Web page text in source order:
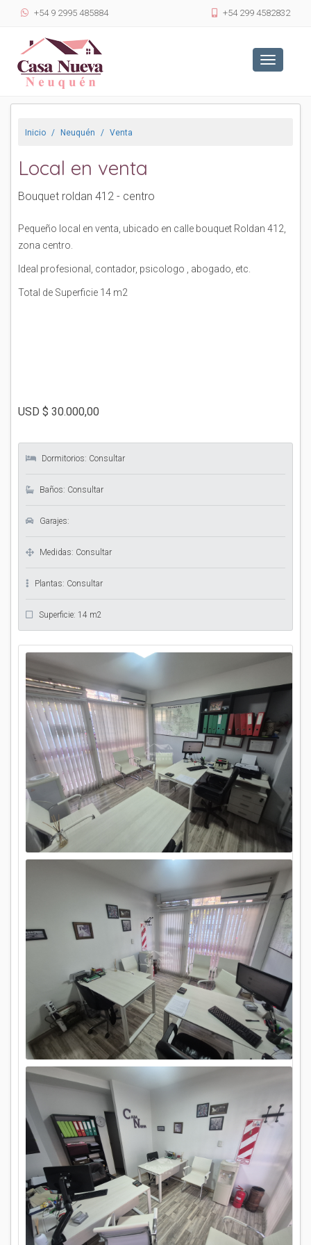
+54 9 2995 485884 +54 299 4582832
Toggle
Inicio Neuquén Venta
Local en venta
Bouquet roldan 412 - centro
Pequeño local en venta, ubicado en calle bouquet Roldan 412,
zona centro.
Ideal profesional, contador, psicologo , abogado, etc.
Total de Superficie 14 m2
USD $ 30.000,00
Dormitorios: Consultar
Baños: Consultar
Garajes:
Medidas: Consultar
Plantas: Consultar
Superficie: 14 m2